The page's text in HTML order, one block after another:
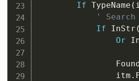
If TypeName (
' Search
If InStr (
Or
                itm
.